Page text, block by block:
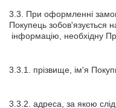
3.3. При оформленні
Покупець зобов'язується
інформацію, необхідну
3.3.1. прізвище, ім'я
3.3.2. адреса, за якою